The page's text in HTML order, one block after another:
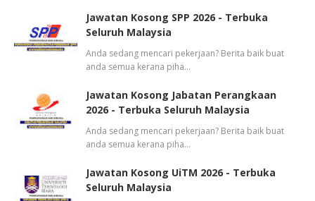
Jawatan Kosong SPP 2026 - Terbuka
Seluruh Malaysia
Anda sedang mencari pekerjaan? Berita baik buat
anda semua kerana piha…
Jawatan Kosong Jabatan Perangkaan
2026 - Terbuka Seluruh Malaysia
Anda sedang mencari pekerjaan? Berita baik buat
anda semua kerana piha…
Jawatan Kosong UiTM 2026 - Terbuka
Seluruh Malaysia